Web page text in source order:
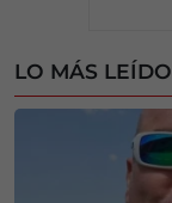
LO MÁS LEÍDO